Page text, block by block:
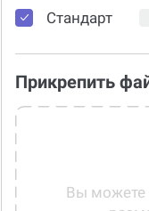
Стандарт
Прикрепить
Вы можете